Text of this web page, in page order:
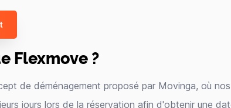
Flexmove ?
de déménagement proposé par Movinga, où
jours lors de la réservation afin d'obtenir une